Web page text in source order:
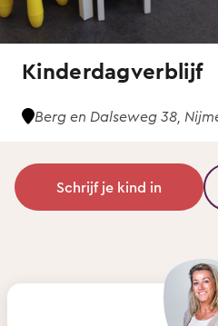
Kinderdagverblijf
Berg en Dalseweg 38,
Schrijf je kind in